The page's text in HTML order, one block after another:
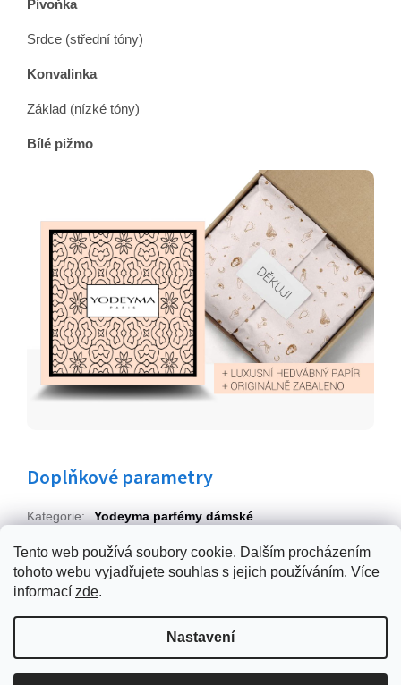
Tento web používá soubory cookie. Dalším procházením
tohoto webu vyjadřujete souhlas s jejich používáním. Více
informací zde.
Nastavení
Pivoňka
Srdce (střední tóny)
Konvalinka
Základ (nízké tóny)
Bílé pižmo
Doplňkové parametry
Kategorie:
Yodeyma parfémy dámské